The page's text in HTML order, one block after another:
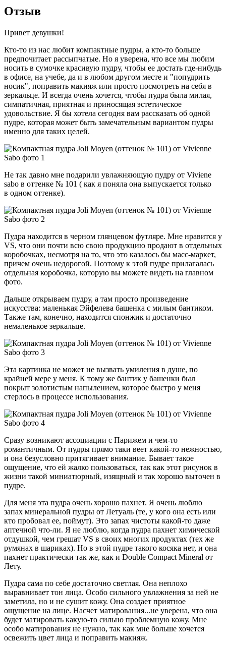
Отзыв
Привет девушки!
Кто-то из нас любит компактные пудры, а кто-то больше
предпочитает рассыпчатые. Но я уверена, что все мы любим
носить в сумочке красивую пудру, чтобы ее достать где-нибудь
в офисе, на учебе, да и в любом другом месте и "попудрить
носик", поправить макияж или просто посмотреть на себя в
зеркальце. И всегда очень хочется, чтобы пудра была милая,
симпатичная, приятная и приносящая эстетическое
удовольствие. Я бы хотела сегодня вам рассказать об одной
пудре, которая может быть замечательным вариантом пудры
именно для таких целей.
Не так давно мне подарили увлажняющую пудру от Viviene
sabo в оттенке № 101 ( как я поняла она выпускается только
в одном оттенке).
Пудра находится в черном глянцевом футляре. Мне нравится у
VS, что они почти всю свою продукцию продают в отдельных
коробочках, несмотря на то, что это казалось бы масс-маркет,
причем очень недорогой. Поэтому к этой пудре прилагалась
отдельная коробочка, которую вы можете видеть на главном
фото.
Дальше открываем пудру, а там просто произведение
искусства: маленькая Эйфелева башенка с милым бантиком.
Также там, конечно, находится спонжик и достаточно
немаленькое зеркальце.
Эта картинка не может не вызвать умиления в душе, по
крайней мере у меня. К тому же бантик у башенки был
покрыт золотистым напылением, которое быстро у меня
стерлось в процессе использования.
Сразу возникают ассоциации с Парижем и чем-то
романтичным. От пудры прямо таки веет какой-то нежностью,
и она безусловно притягивает внимание. Бывает такое
ощущение, что ей жалко пользоваться, так как этот рисунок в
жизни такой миниатюрный, изящный и так хорошо выточен в
пудре.
Для меня эта пудра очень хорошо пахнет. Я очень люблю
запах минеральной пудры от Летуаль (те, у кого она есть или
кто пробовал ее, поймут). Это запах чистоты какой-то даже
аптечной что-ли. Я не люблю, когда пудра пахнет химической
отдушкой, чем грешат VS в своих многих продуктах (тех же
румянах в шариках). Но в этой пудре такого косяка нет, и она
пахнет практически так же, как и Double Compact Mineral от
Лету.
Пудра сама по себе достаточно светлая. Она неплохо
выравнивает тон лица. Особо сильного увлажнения за ней не
заметила, но и не сушит кожу. Она создает приятное
ощущение на лице. Насчет матирования...не уверена, что она
будет матировать какую-то сильно проблемную кожу. Мне
особо матирования не нужно, так как мне больше хочется
освежить цвет лица и поправить макияж.